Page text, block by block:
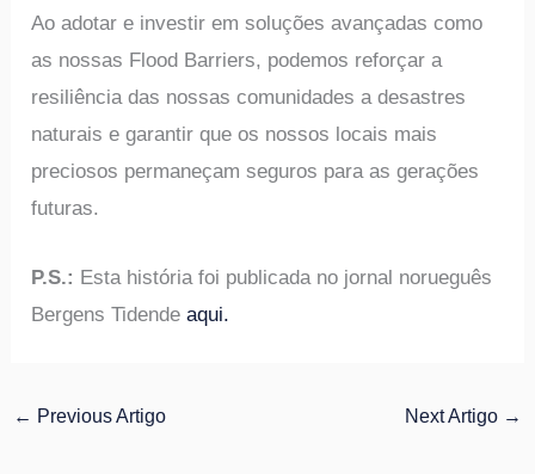
Ao adotar e investir em soluções avançadas como
as nossas Flood Barriers, podemos reforçar a
resiliência das nossas comunidades a desastres
naturais e garantir que os nossos locais mais
preciosos permaneçam seguros para as gerações
futuras.
P.S.: Esta história foi publicada no jornal norueguês
Bergens Tidendeaqui.
← Previous Artigo Next Artigo →